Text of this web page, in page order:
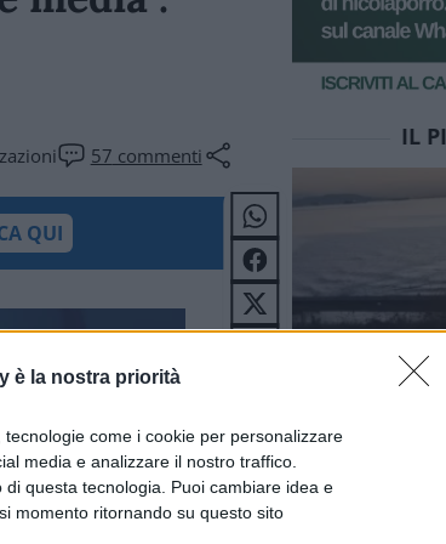
è la nostra priorità
come i cookie per personalizzare
media e analizzare il nostro traffico.
questa tecnologia. Puoi cambiare idea e
momento ritornando su questo sito
57 commenti
QUI
IL